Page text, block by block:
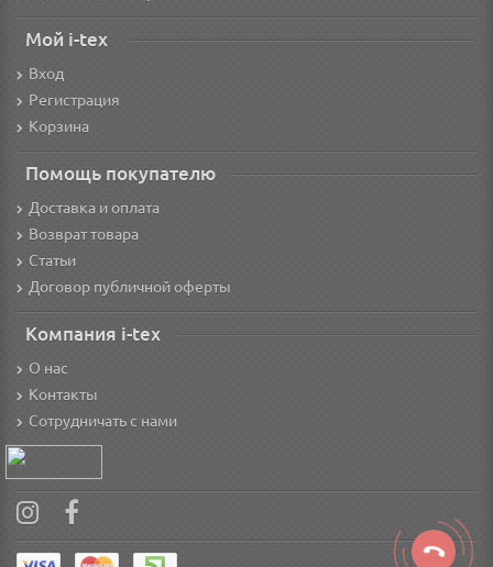
Мой i-tex
Вход
Регистрация
Корзина
Помощь покупателю
Доставка и оплата
Возврат товара
Статьи
Договор публичной оферты
Компания i-tex
О нас
Контакты
Сотрудничать с нами